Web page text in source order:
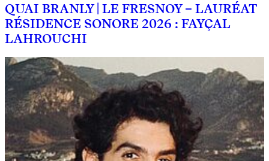
QUAI BRANLY | LE FRESNOY – LAURÉAT
RÉSIDENCE SONORE 2026 : FAYÇAL
LAHROUCHI